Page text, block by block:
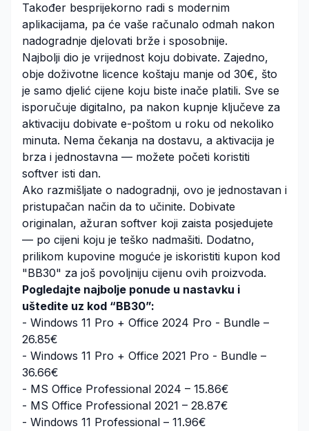
Također besprijekorno radi s modernim
aplikacijama, pa će vaše računalo odmah nakon
nadogradnje djelovati brže i sposobnije.
Najbolji dio je vrijednost koju dobivate. Zajedno,
obje doživotne licence koštaju manje od 30€, što
je samo djelić cijene koju biste inače platili. Sve se
isporučuje digitalno, pa nakon kupnje ključeve za
aktivaciju dobivate e-poštom u roku od nekoliko
minuta. Nema čekanja na dostavu, a aktivacija je
brza i jednostavna — možete početi koristiti
softver isti dan.
Ako razmišljate o nadogradnji, ovo je jednostavan i
pristupačan način da to učinite. Dobivate
originalan, ažuran softver koji zaista posjedujete
— po cijeni koju je teško nadmašiti. Dodatno,
prilikom kupovine moguće je iskoristiti kupon kod
"BB30" za još povoljniju cijenu ovih proizvoda.
Pogledajte najbolje ponude u nastavku i
uštedite uz kod “BB30”:
- Windows 11 Pro + Office 2024 Pro - Bundle –
26.85€
- Windows 11 Pro + Office 2021 Pro - Bundle –
36.66€
- MS Office Professional 2024 – 15.86€
- MS Office Professional 2021 – 28.87€
- Windows 11 Professional – 11.96€